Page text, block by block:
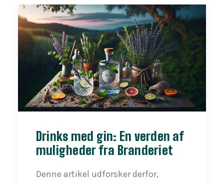
Drinks med gin: En verden af
muligheder fra Branderiet
Denne artikel udforsker derfor,